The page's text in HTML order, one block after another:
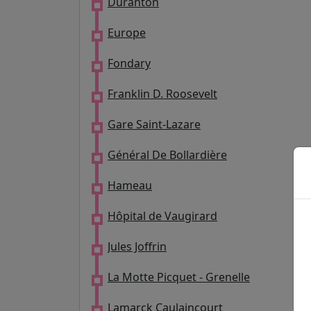
Europe
Fondary
Franklin D. Roosevelt
Gare Saint-Lazare
Général De Bollardière
Hameau
Hôpital de Vaugirard
Jules Joffrin
La Motte Picquet - Grenelle
Lamarck Caulaincourt